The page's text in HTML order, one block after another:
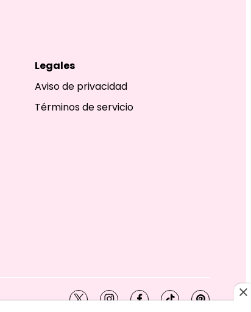
Legales
Aviso de privacidad
Términos de servicio
twitterinstagramfacebook
tiktokpinterest